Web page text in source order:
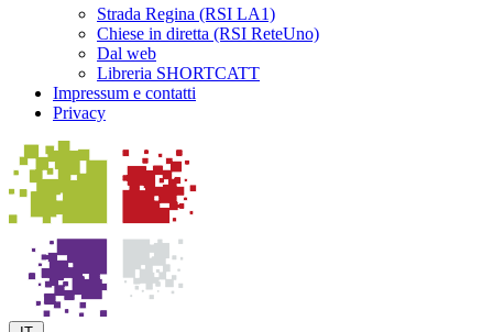
Strada Regina (RSI LA1)
Chiese in diretta (RSI ReteUno)
Dal web
Libreria SHORTCATT
Impressum e contatti
Privacy